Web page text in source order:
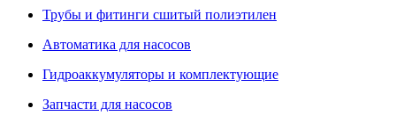
Трубы и фитинги сшитый полиэтилен
Автоматика для насосов
Гидроаккумуляторы и комплектующие
Запчасти для насосов